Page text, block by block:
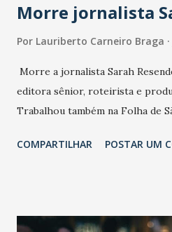
Morre jornalista
Por Lauriberto Carneiro Braga
Morre a jornalista Sarah
editora sênior, roteirista e
Trabalhou também na Folha de
COMPARTILHAR POSTAR UM